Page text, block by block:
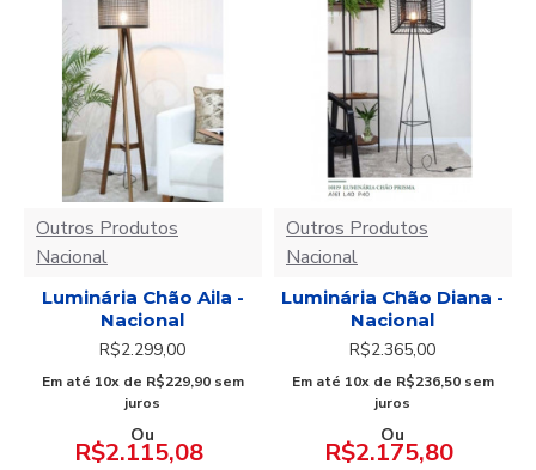
Outros Produtos
Nacional
Luminária Chão Aila -
Nacional
R$2.299,00
Em até 10x de R$229,90 sem
juros
Ou
R$2.115,08
Outros Produtos
Nacional
Luminária Chão Diana -
Nacional
R$2.365,00
Em até 10x de R$236,50 sem
juros
Ou
R$2.175,80